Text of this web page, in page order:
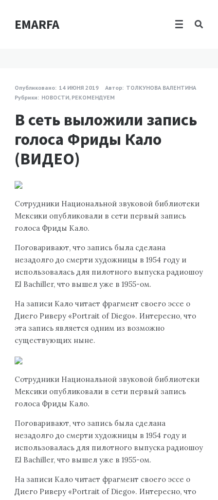
EMARFA
Опубликовано: 14 ИЮНЯ 2019 Автор: ТОЛКУНОВА ВАЛЕНТИНА
Рубрики: НОВОСТИ, РЕКОМЕНДУЕМ
В сеть выложили запись
голоса Фриды Кало
(ВИДЕО)
Сотрудники Национальной звуковой библиотеки
Мексики опубликовали в сети первый запись
голоса Фриды Кало.
Поговаривают, что запись была сделана
незадолго до смерти художницы в 1954 году и
использовалась для пилотного выпуска радиошоу
El Bachiller, что вышел уже в 1955-ом.
На записи Кало читает фрагмент своего эссе о
Диего Риверу «Portrait of Diego». Интересно, что
эта запись является одним из возможно
существующих ныне.
Сотрудники Национальной звуковой библиотеки
Мексики опубликовали в сети первый запись
голоса Фриды Кало.
Поговаривают, что запись была сделана
незадолго до смерти художницы в 1954 году и
использовалась для пилотного выпуска радиошоу
El Bachiller, что вышел уже в 1955-ом.
На записи Кало читает фрагмент своего эссе о
Диего Риверу «Portrait of Diego». Интересно, что